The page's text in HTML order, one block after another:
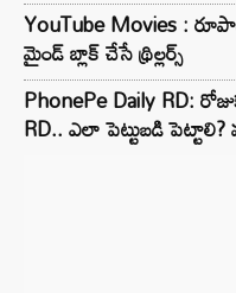
YouTube Movies :
మైండ్ బ్లాక్‌ చేసే థ్రిల్లర్స్‌
PhonePe Daily RD:
RD.. ఎలా పెట్టుబడి పెట్టాలి?